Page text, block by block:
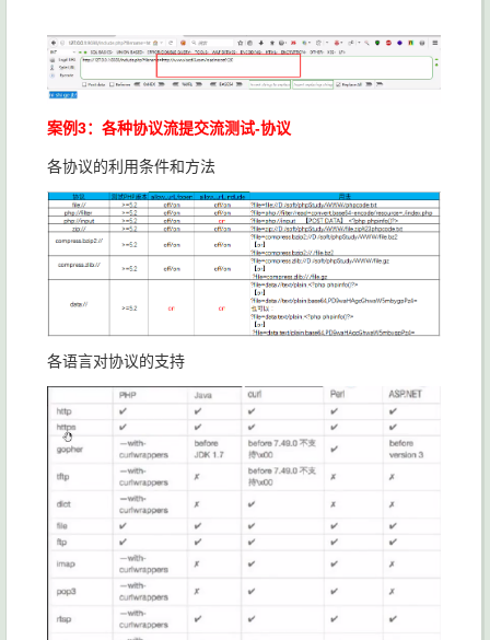
案例3：各种协议流提交流测试-协议
各协议的利用条件和方法
各语言对协议的支持